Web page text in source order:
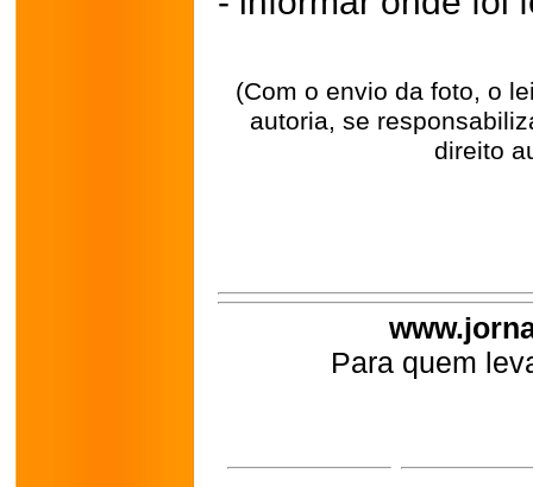
(Com o envio da foto, o
autoria, se
direito
Para quem